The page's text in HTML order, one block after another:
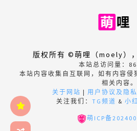
版权所有 ©萌哩（moely）
本站总访问量：
本站内容收集自互联网，如有内容侵
相关内容。
关于网站 | 用户协议及隐
关注我们： TG频道 & 小
萌ICP备